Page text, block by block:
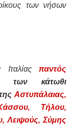
των νήσων
παντός
κάτωθι
Αστυπάλαιας,
Τήλου,
Λειψούς, Σύμης